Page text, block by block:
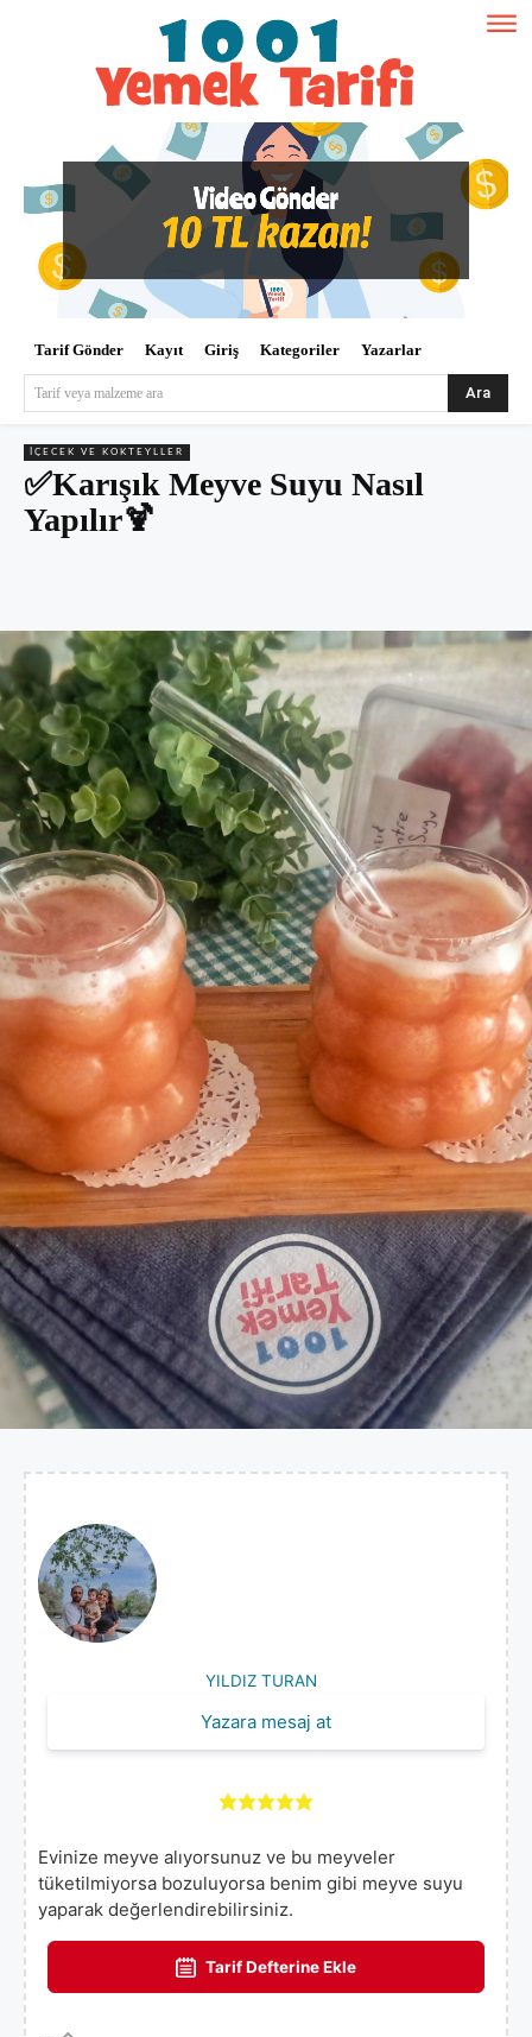
Tarif Gönder Kayıt Giriş Kategoriler Yazarlar
Tarif veya malzeme ara Ara
İÇECEK VE KOKTEYLLER
✅Karışık Meyve Suyu Nasıl
Yapılır🍹
YILDIZ TURAN
Yazara mesaj at
Evinize meyve alıyorsunuz ve bu meyveler
tüketilmiyorsa bozuluyorsa benim gibi meyve suyu
yaparak değerlendirebilirsiniz.
Tarif Defterine Ekle